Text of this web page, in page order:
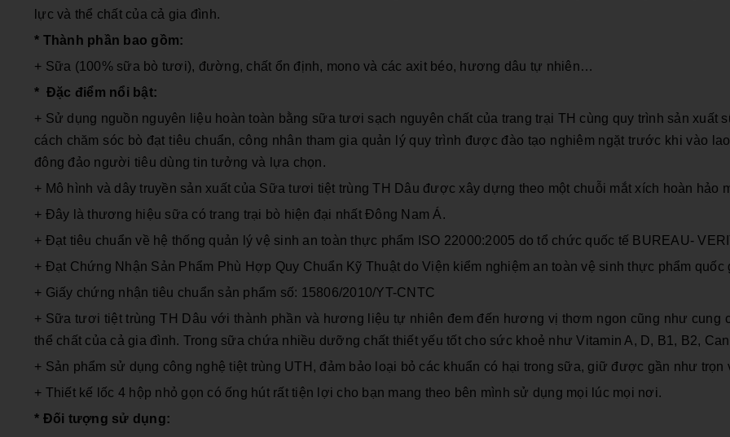
lực và thể chất của cả gia đình.
* Thành phần bao gồm:
+ Sữa (100% sữa bò tươi), đường, chất ổn định, mono và các axit béo, hương dâu tự nhiên…
* Đặc điểm nổi bật:
+ Sử dụng nguồn nguyên liệu hoàn toàn bằng sữa tươi sạch nguyên chất của trang trại TH cùng quy trình sản xuất
cách chăm sóc bò đạt tiêu chuẩn, công nhân tham gia quản lý quy trình được đào tạo nghiêm ngặt trước khi vào
đông đảo người tiêu dùng tin tưởng và lựa chọn.
+ Mô hình và dây truyền sản xuất của Sữa tươi tiệt trùng TH Dâu được xây dựng theo một chuỗi mắt xích hoàn
+ Đây là thương hiệu sữa có trang trại bò hiện đại nhất Đông Nam Á.
+ Đạt tiêu chuẩn về hệ thống quản lý vệ sinh an toàn thực phẩm ISO 22000:2005 do tổ chức quốc tế BUREAU-
+ Đạt Chứng Nhận Sản Phẩm Phù Hợp Quy Chuẩn Kỹ Thuật do Viện kiểm nghiệm an toàn vệ sinh thực phẩm quốc
+ Giấy chứng nhận tiêu chuẩn sản phẩm số: 15806/2010/YT-CNTC
+ Sữa tươi tiệt trùng TH Dâu với thành phần và hương liệu tự nhiên đem đến hương vị thơm ngon cũng như cung
thể chất của cả gia đình. Trong sữa chứa nhiều dưỡng chất thiết yếu tốt cho sức khoẻ như Vitamin A, D, B1, B2,
+ Sản phẩm sử dụng công nghệ tiệt trùng UTH, đảm bảo loại bỏ các khuẩn có hại trong sữa, giữ được gần như
+ Thiết kế lốc 4 hộp nhỏ gọn có ống hút rất tiện lợi cho bạn mang theo bên mình sử dụng mọi lúc mọi nơi.
* Đối tượng sử dụng: